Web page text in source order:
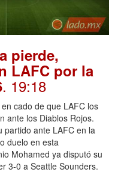
pierde,
LAFC por la
. 19:18
cado de que LAFC los
ante los Diablos Rojos.
partido ante LAFC en la
duelo en esta
Mohamed ya disputó su
3-0 a Seattle Sounders.